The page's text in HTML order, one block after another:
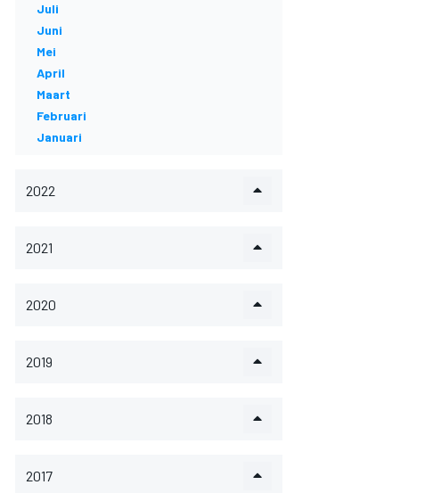
Juli
Juni
Mei
April
Maart
Februari
Januari
2022
2021
2020
2019
2018
2017